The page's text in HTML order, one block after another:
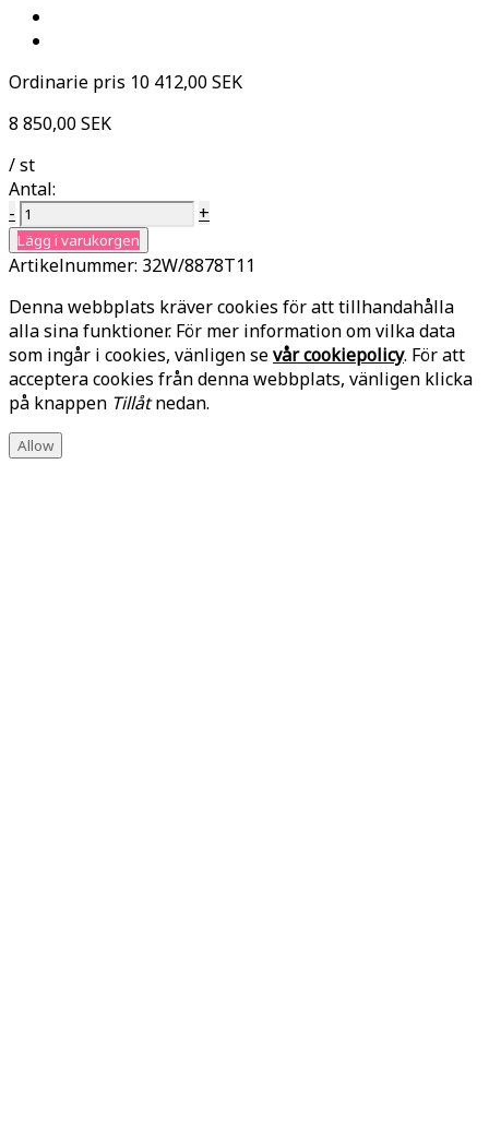
Ordinarie pris 10 412,00 SEK
8 850,00 SEK
/ st
Antal:
-
+
Lägg i varukorgen
Artikelnummer: 32W/8878T11
Denna webbplats kräver cookies för att tillhandahålla
alla sina funktioner. För mer information om vilka data
som ingår i cookies, vänligen sevår cookiepolicy. För att
acceptera cookies från denna webbplats, vänligen klicka
på knappen Tillåtnedan.
Allow